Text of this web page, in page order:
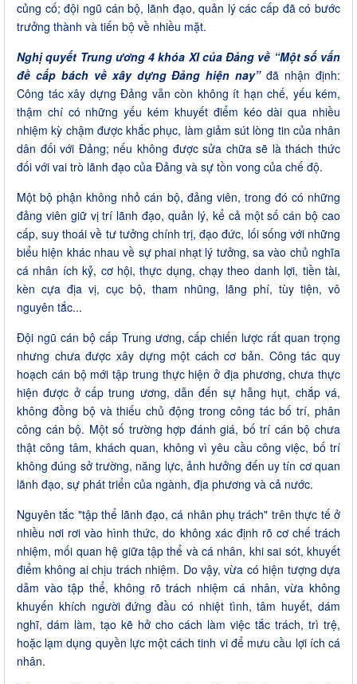
củng cố; đội ngũ cán bộ, lãnh đạo, quản lý các cấp đã có bước
trưởng thành và tiến bộ về nhiều mặt.
Nghị quyết Trung ương 4 khóa XI của Đảng về “Một số vấn
đề cấp bách về xây dựng Đảng hiện nay”đã nhận định:
Công tác xây dựng Đảng vẫn còn không ít hạn chế, yếu kém,
thậm chí có những yếu kém khuyết điểm kéo dài qua nhiều
nhiệm kỳ chậm được khắc phục, làm giảm sút lòng tin của nhân
dân đối với Đảng; nếu không được sửa chữa sẽ là thách thức
đối với vai trò lãnh đạo của Đảng và sự tồn vong của chế độ.
Một bộ phận không nhỏ cán bộ, đảng viên, trong đó có những
đảng viên giữ vị trí lãnh đạo, quản lý, kể cả một số cán bộ cao
cấp, suy thoái về tư tưởng chính trị, đạo đức, lối sống với những
biểu hiện khác nhau về sự phai nhạt lý tưởng, sa vào chủ nghĩa
cá nhân ích kỷ, cơ hội, thực dụng, chạy theo danh lợi, tiền tài,
kèn cựa địa vị, cục bộ, tham nhũng, lãng phí, tùy tiện, vô
nguyên tắc...
Đội ngũ cán bộ cấp Trung ương, cấp chiến lược rất quan trọng
nhưng chưa được xây dựng một cách cơ bản. Công tác quy
hoạch cán bộ mới tập trung thực hiện ở địa phương, chưa thực
hiện được ở cấp trung ương, dẫn đến sự hẫng hụt, chắp vá,
không đồng bộ và thiếu chủ động trong công tác bố trí, phân
công cán bộ. Một số trường hợp đánh giá, bố trí cán bộ chưa
thật công tâm, khách quan, không vì yêu cầu công việc, bố trí
không đúng sở trường, năng lực, ảnh hưởng đến uy tín cơ quan
lãnh đạo, sự phát triển của ngành, địa phương và cả nước.
Nguyên tắc "tập thể lãnh đạo, cá nhân phụ trách" trên thực tế ở
nhiều nơi rơi vào hình thức, do không xác định rõ cơ chế trách
nhiệm, mối quan hệ giữa tập thể và cá nhân, khi sai sót, khuyết
điểm không ai chịu trách nhiệm. Do vậy, vừa có hiện tượng dựa
dẫm vào tập thể, không rõ trách nhiệm cá nhân, vừa không
khuyến khích người đứng đầu có nhiệt tình, tâm huyết, dám
nghĩ, dám làm, tạo kẽ hở cho cách làm việc tắc trách, trì trệ,
hoặc lạm dụng quyền lực một cách tinh vi để mưu cầu lợi ích cá
nhân.